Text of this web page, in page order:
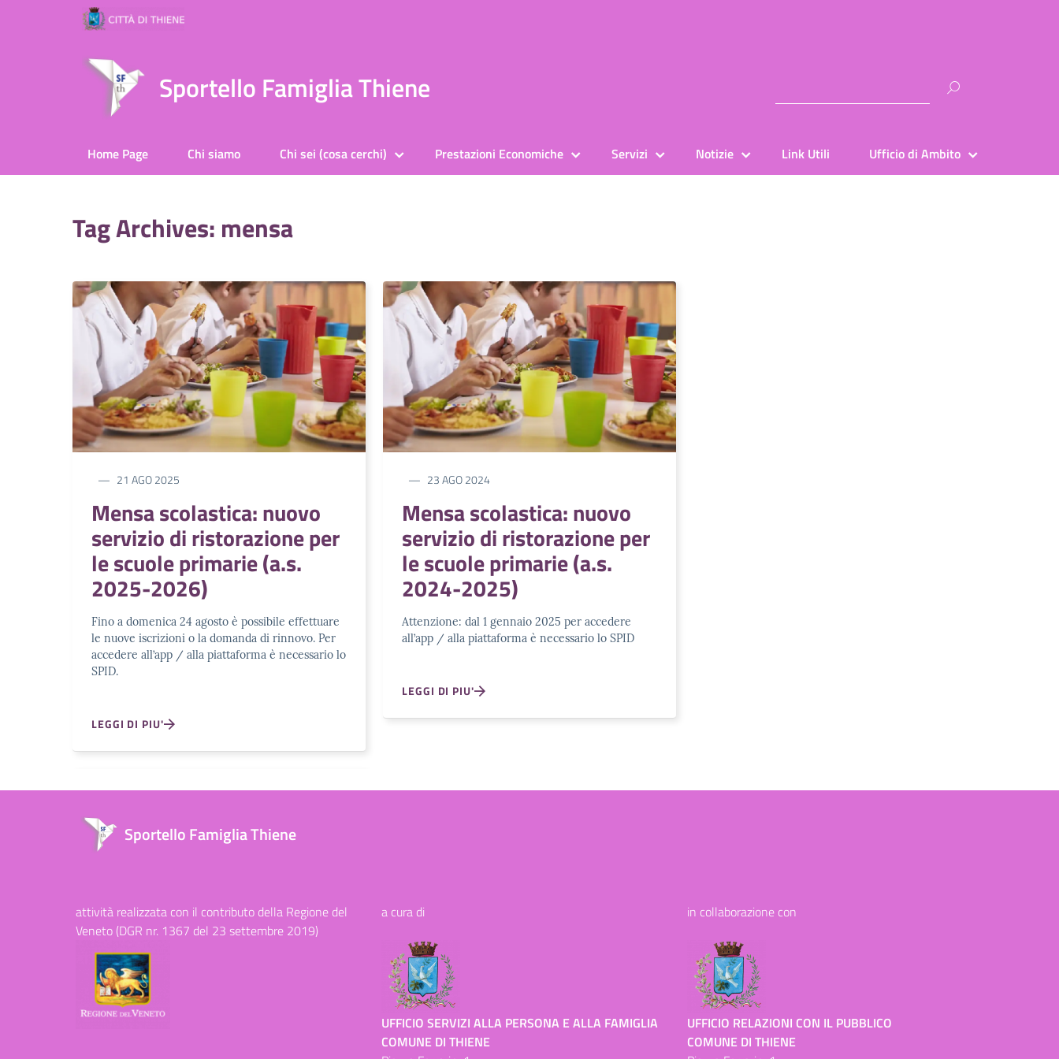
Sportello Famiglia Thiene
Home Page Chi siamo Chi sei (cosa cerchi) Prestazioni Economiche Servizi Notizie Link Utili Ufficio di Ambito
Tag Archives: mensa
21 AGO 2025
Mensa scolastica: nuovo
servizio di ristorazione per
le scuole primarie (a.s.
2025-2026)
Fino a domenica 24 agosto è possibile effettuare
le nuove iscrizioni o la domanda di rinnovo. Per
accedere all’app / alla piattaforma è necessario lo
SPID.
LEGGI DI PIU'
23 AGO 2024
Mensa scolastica: nuovo
servizio di ristorazione per
le scuole primarie (a.s.
2024-2025)
Attenzione: dal 1 gennaio 2025 per accedere
all’app / alla piattaforma è necessario lo SPID
LEGGI DI PIU'
Sportello Famiglia Thiene
attività realizzata con il contributo della Regione del
Veneto (DGR nr. 1367 del 23 settembre 2019)
a cura di
UFFICIO SERVIZI ALLA PERSONA E ALLA FAMIGLIA
COMUNE DI THIENE
in collaborazione con
UFFICIO RELAZIONI CON IL PUBBLICO
COMUNE DI THIENE